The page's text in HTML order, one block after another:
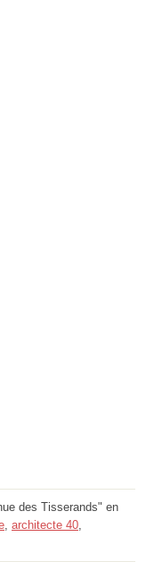
des Tisserands" en
, architecte 40,